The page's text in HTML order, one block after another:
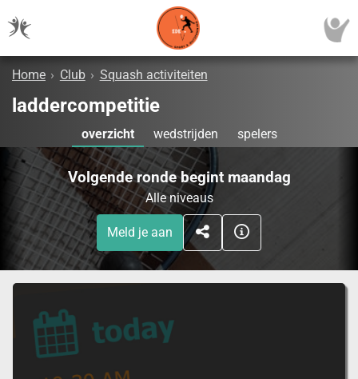
Home › Club › Squash activiteiten
laddercompetitie
overzicht wedstrijden spelers
Volgende ronde begint maandag
Alle niveaus
Meld je aan